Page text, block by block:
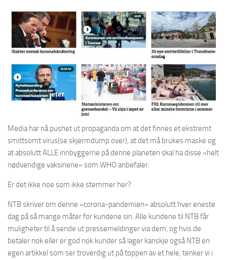
Media har nå pushet ut propaganda om at det finnes et ekstremt
smittsomt virus(se skjermdump over), at det må brukes maske og
at absolutt ALLE innbyggerne på denne planeten skal ha disse «helt
nødvendige vaksinene» som WHO anbefaler.
Er det ikke noe som ikke stemmer her?
NTB skriver om denne «corona-pandemien» absolutt hver eneste
dag på så mange måter for kundene sin. Alle kundene til NTB får
muligheter til å sende ut pressemeldinger via dem, og hvis de
betaler nok eller er god nok kunder så lager kanskje også NTB en
egen artikkel som ser troverdig ut på toppen av et hele, tenker vi i